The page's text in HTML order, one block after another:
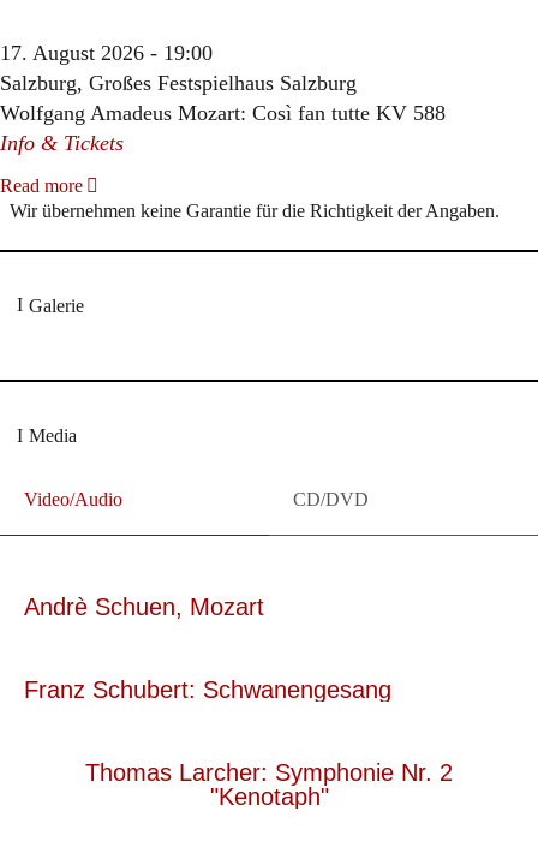
17. August 2026 - 19:00
Salzburg, Großes Festspielhaus Salzburg
Wolfgang Amadeus Mozart: Così fan tutte KV 588
Info & Tickets
Read more
Wir übernehmen keine Garantie für die Richtigkeit der Angaben.
Galerie
Media
Video/Audio CD/DVD
Andrè Schuen, Mozart
Franz Schubert: Schwanengesang
Thomas Larcher: Symphonie Nr. 2
"Kenotaph"